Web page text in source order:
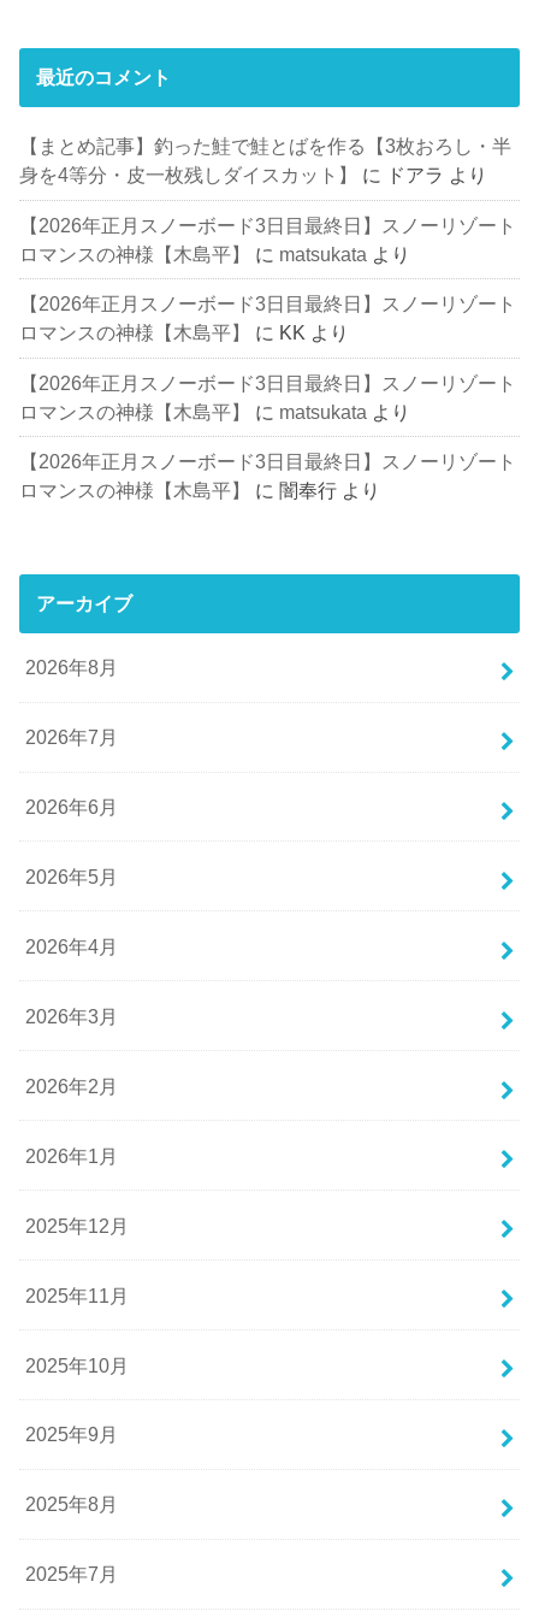
最近のコメント
【まとめ記事】釣った鮭で鮭とばを作る【3枚おろし・半
身を4等分・皮一枚残しダイスカット】
に ドアラ より
【2026年正月スノーボード3日目最終日】スノーリゾート
ロマンスの神様【木島平】
に matsukata より
【2026年正月スノーボード3日目最終日】スノーリゾート
ロマンスの神様【木島平】
に KK より
【2026年正月スノーボード3日目最終日】スノーリゾート
ロマンスの神様【木島平】
に matsukata より
【2026年正月スノーボード3日目最終日】スノーリゾート
ロマンスの神様【木島平】
に闇奉行 より
アーカイブ
2026年8月
2026年7月
2026年6月
2026年5月
2026年4月
2026年3月
2026年2月
2026年1月
2025年12月
2025年11月
2025年10月
2025年9月
2025年8月
2025年7月